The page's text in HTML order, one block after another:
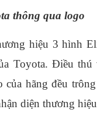
thông qua logo
hiệu 3 hình
Toyota. Điều
hãng đều
diện thương